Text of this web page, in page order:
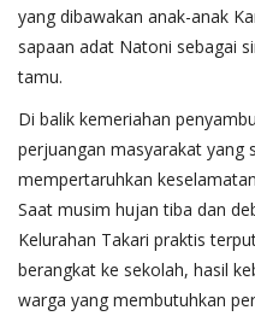
yang dibawakan anak-anak
sapaan adat Natoni sebagai
tamu.
Di balik kemeriahan
perjuangan masyarakat yang
mempertaruhkan
Saat musim hujan tiba dan
Kelurahan Takari praktis
berangkat ke sekolah, hasil
warga yang membutuhkan